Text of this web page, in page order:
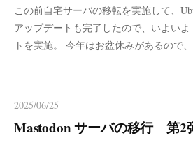
この前自宅サーバの移転を実施して、
アップデートも完了したので、いよい
トを実施。 今年はお盆休みがあるので
2025/06/25
Mastodon サーバの移行 第2